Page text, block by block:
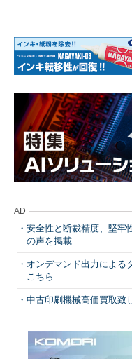
AD
安全性と断裁精度、堅牢
の声を掲載
オンデマンド出力による
こちら
中古印刷機械高価買取致